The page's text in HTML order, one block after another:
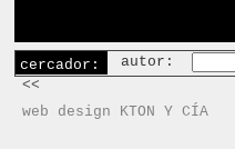
cercador: autor:
<<
web design KTON Y CÍA